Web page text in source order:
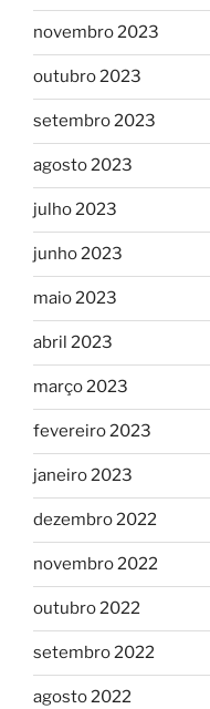
novembro 2023
outubro 2023
setembro 2023
agosto 2023
julho 2023
junho 2023
maio 2023
abril 2023
março 2023
fevereiro 2023
janeiro 2023
dezembro 2022
novembro 2022
outubro 2022
setembro 2022
agosto 2022